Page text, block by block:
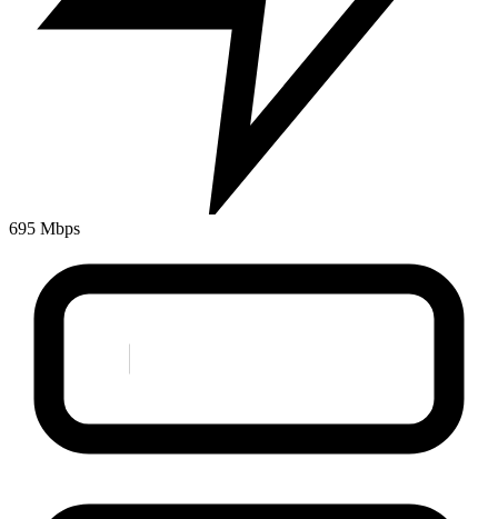
695 Mbps